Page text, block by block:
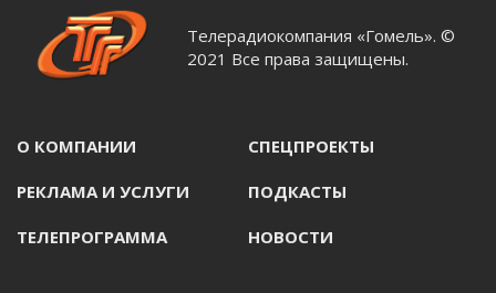
Телерадиокомпания «Гомель». ©
2021 Все права защищены.
О КОМПАНИИ СПЕЦПРОЕКТЫ
РЕКЛАМА И УСЛУГИ ПОДКАСТЫ
ТЕЛЕПРОГРАММА НОВОСТИ